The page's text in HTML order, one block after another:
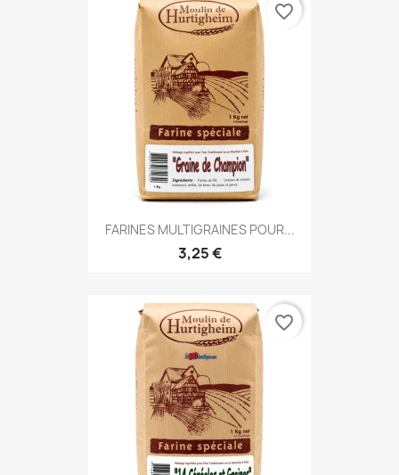
FARINES MULTIGRAINES POUR...
3,25 €
favorite_border
favorite_border